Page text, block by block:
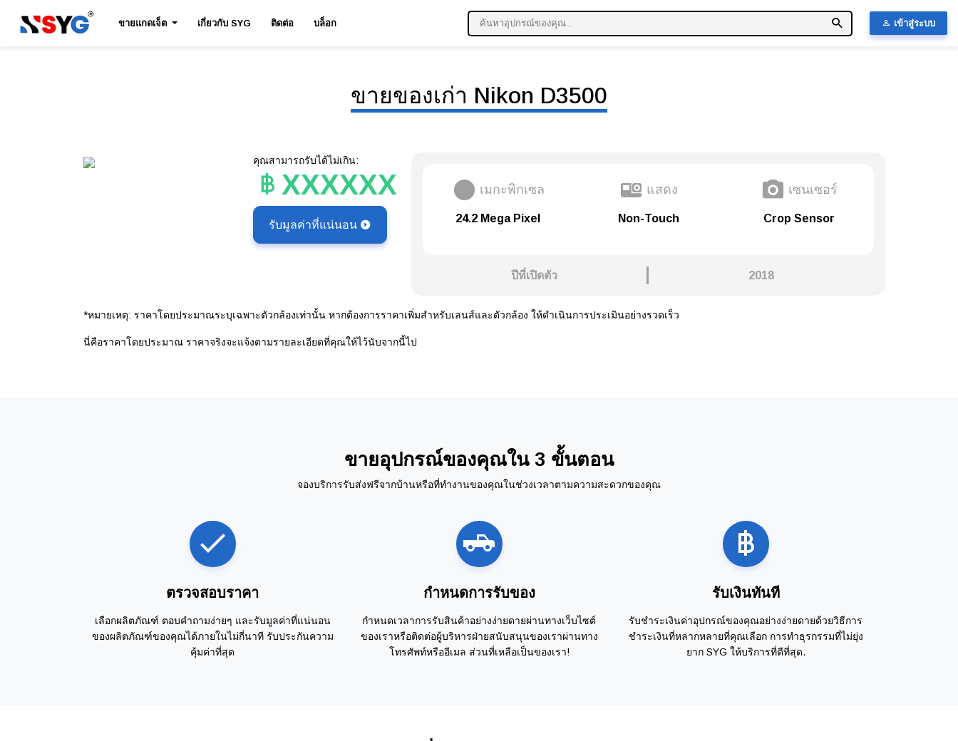
ขายแกดเจ็ต เกี่ยวกับ SYG ติดต่อ บล็อก เข้าสู่ระบบ
ขายของเก่า Nikon D3500
คุณสามารถรับได้ไม่เกิน:
XXXXXX
รับมูลค่าที่แน่นอน
เมกะพิกเซล
24.2 Mega Pixel
แสดง
Non-Touch
เซนเซอร์
Crop Sensor
ปีที่เปิดตัว 2018
*หมายเหตุ: ราคาโดยประมาณระบุเฉพาะตัวกล้องเท่านั้น หากต้องการราคาเพิ่มสำหรับเลนส์และตัวกล้อง ให้ดำเนินการประเมินอย่างรวดเร็ว
นี่คือราคาโดยประมาณ ราคาจริงจะแจ้งตามรายละเอียดที่คุณให้ไว้นับจากนี้ไป
ขายอุปกรณ์ของคุณใน 3 ขั้นตอน
จองบริการรับส่งฟรีจากบ้านหรือที่ทำงานของคุณในช่วงเวลาตามความสะดวกของคุณ
ตรวจสอบราคา
เลือกผลิตภัณฑ์ ตอบคำถามง่ายๆ และรับมูลค่าที่แน่นอน
ของผลิตภัณฑ์ของคุณได้ภายในไม่กี่นาที รับประกันความ
คุ้มค่าที่สุด
กำหนดการรับของ
กำหนดเวลาการรับสินค้าอย่างง่ายดายผ่านทางเว็บไซต์
ของเราหรือติดต่อผู้บริหารฝ่ายสนับสนุนของเราผ่านทาง
โทรศัพท์หรืออีเมล ส่วนที่เหลือเป็นของเรา!
รับเงินทันที
รับชำระเงินค่าอุปกรณ์ของคุณอย่างง่ายดายด้วยวิธีการ
ชำระเงินที่หลากหลายที่คุณเลือก การทำธุรกรรมที่ไม่ยุ่ง
ยาก SYG ให้บริการที่ดีที่สุด.